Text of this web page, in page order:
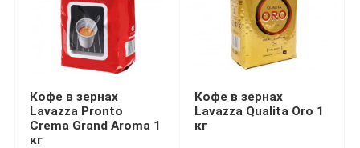
Кофе в зернах
Lavazza Pronto
Crema Grand Aroma 1
кг
Кофе в зернах
Lavazza Qualita Oro 1
кг